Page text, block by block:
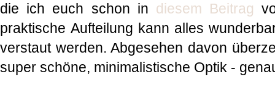
die ich euch schon in diesem Beitrag
praktische Aufteilung kann alles
verstaut werden. Abgesehen davon
super schöne, minimalistische Optik -